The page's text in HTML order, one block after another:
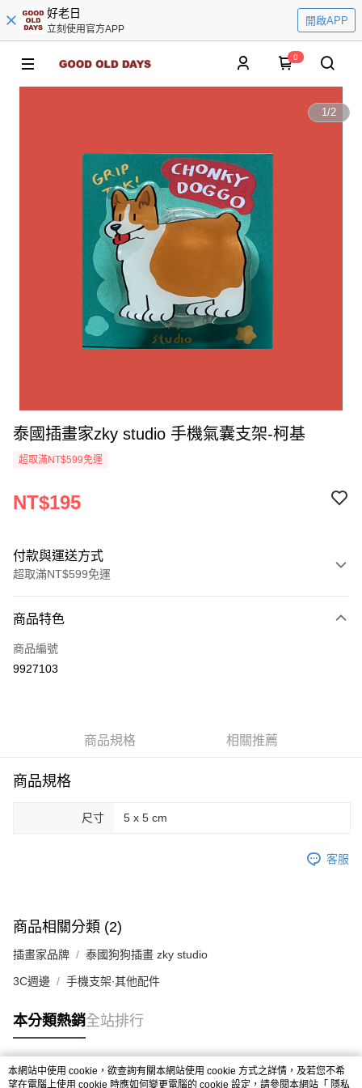
好老日
立刻使用官方APP
開啟APP
0
1/2
泰國插畫家zky studio 手機氣囊支架-柯基
超取滿NT$599免運
NT$195
付款與運送方式
超取滿NT$599免運
信用卡一次付款
超商取貨付款
悠遊付
１．簡單：不需註冊會員、不需綁卡、不需儲值。
２．便利：只要手機號碼，簡訊認證，即可結帳。
３．安心：先確認商品／服務後，再付款。
【「AFTEE先享後付」結帳流程】
２．訂單成立數日內，您將收到繳費通知簡訊。
３．收到繳費通知簡訊後14天內，點擊此簡訊中的連結，可透過四大超商／
ATM／網路銀行／等多元方式進行付款，方視為交易完成。
※ 請注意：結帳手續完成當下不需立刻繳費，但若您需要取消訂單，請聯絡
購買商品的店家。未經商家同意取消之訂單仍視為有效，需透過AFTEE先享
運送方式
全家取貨付款
每筆NT$70，滿NT$599(含以上)免運費
每筆NT$70，滿NT$599(含以上)免運費
萊爾富取貨付款
每筆NT$70，滿NT$599(含以上)免運費
商品特色
商品編號
9927103
商品規格 相關推薦
商品規格
尺寸 5 x 5 cm
客服
商品相關分類 (2)
插畫家品牌 泰國狗狗插畫 zky studio
3C週邊 手機支架∙其他配件
本分類熱銷全站排行
熱門標籤
本網站中使用 cookie，欲查詢有關本網站使用 cookie 方式之詳情，及若您不希
望在電腦上使用 cookie 時應如何變更電腦的 cookie 設定，請參閱本網站「 隱私